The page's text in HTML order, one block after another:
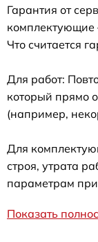
Гарантия от
Что считается
Для работ:
который прямо
(например,
Для
строя, утрата
параметрам
Показать